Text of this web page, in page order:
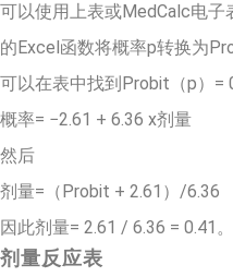
可以使用上表或MedCalc电子
的Excel函数将概率p转换为
可以在表中找到Probit（p）=
概率= −2.61 + 6.36 x剂量
然后
剂量=（Probit + 2.61）/6.36
因此剂量= 2.61 / 6.36 = 0.41。
剂量反应表